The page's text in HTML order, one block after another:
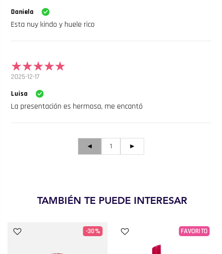
Daniela
Esta nuy kindo y huele rico
2025-12-17
Luisa
La presentación es hermosa, me encantó
◄ 1 ►
TAMBIÉN TE PUEDE INTERESAR
-30% FAVORITO